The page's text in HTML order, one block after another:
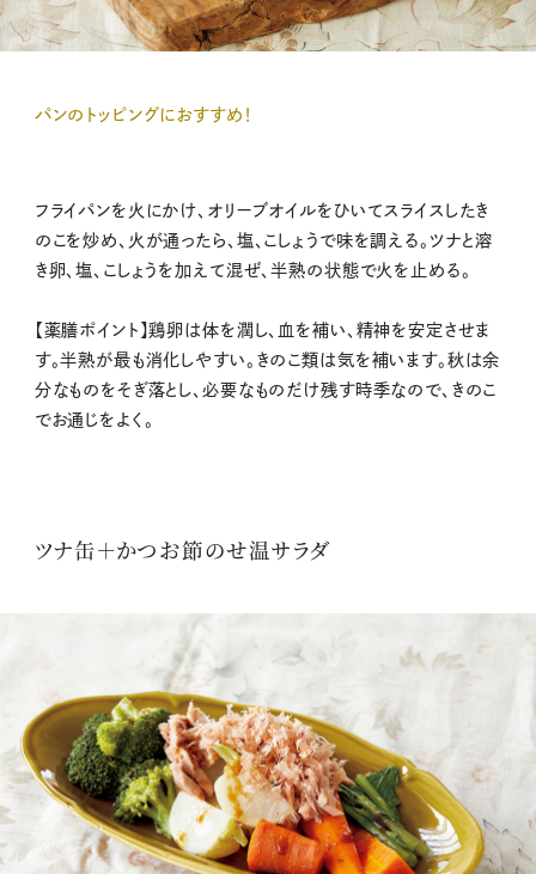
パンのトッピングにおすすめ！
フライパンを火にかけ、オリーブオイルをひいてスライスしたき
のこを炒め、火が通ったら、塩、こしょうで味を調える。ツナと溶
き卵、塩、こしょうを加えて混ぜ、半熟の状態で火を止める。
【薬膳ポイント】鶏卵は体を潤し、血を補い、精神を安定させま
す。半熟が最も消化しやすい。きのこ類は気を補います。秋は余
分なものをそぎ落とし、必要なものだけ残す時季なので、きのこ
でお通じをよく。
ツナ缶＋かつお節のせ温サラダ